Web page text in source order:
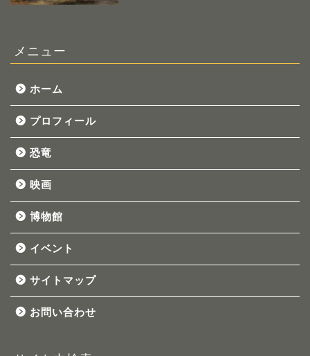
メニュー
ホーム
プロフィール
恐竜
映画
博物館
イベント
サイトマップ
お問い合わせ